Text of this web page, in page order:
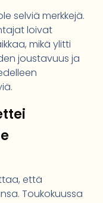
selviä merkkejä.
loivat
mikä ylitti
joustavuus ja
että
Toukokuussa